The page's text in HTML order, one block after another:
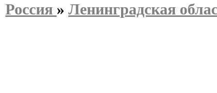
Россия » Ленинградская